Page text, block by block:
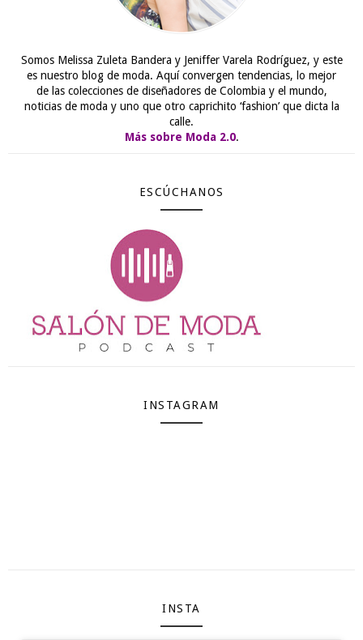
Somos Melissa Zuleta Bandera y Jeniffer Varela Rodríguez, y este
es nuestro blog de moda. Aquí convergen tendencias, lo mejor
de las colecciones de diseñadores de Colombia y el mundo,
noticias de moda y uno que otro caprichito ‘fashion’ que dicta la
calle.
Más sobre Moda 2.0.
ESCÚCHANOS
INSTAGRAM
INSTA